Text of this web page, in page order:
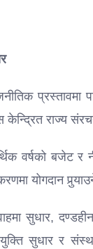
प्रस्तावमा
केन्द्रित राज्य
वर्षको बजेट र
योगदान
सुधार,
सुधार र